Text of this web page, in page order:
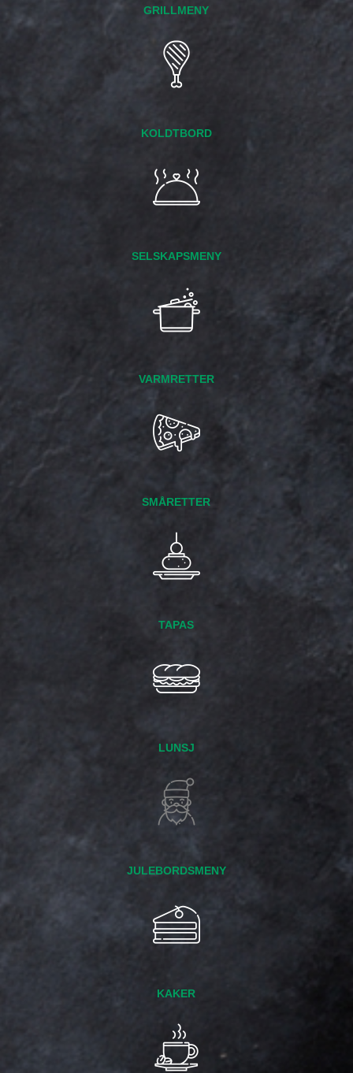
GRILLMENY
KOLDTBORD
SELSKAPSMENY
VARMRETTER
SMÅRETTER
TAPAS
LUNSJ
JULEBORDSMENY
KAKER